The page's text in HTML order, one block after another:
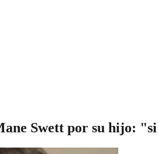
Swett por su hijo: